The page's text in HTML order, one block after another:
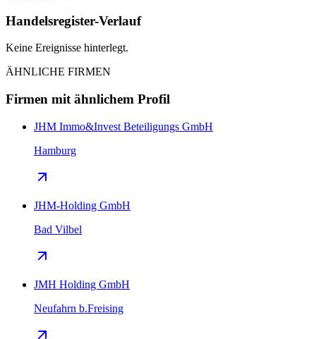
Handelsregister-Verlauf
Keine Ereignisse hinterlegt.
ÄHNLICHE FIRMEN
Firmen mit ähnlichem Profil
JHM Immo&Invest Beteiligungs GmbH
Hamburg
JHM-Holding GmbH
Bad Vilbel
JMH Holding GmbH
Neufahrn b.Freising